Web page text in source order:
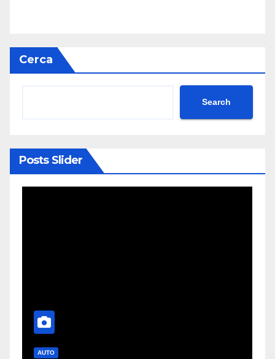
Cerca
Search
Posts Slider
AUTO